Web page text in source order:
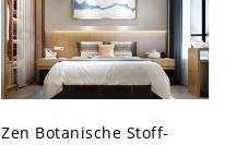
Zen Botanische Stoff-